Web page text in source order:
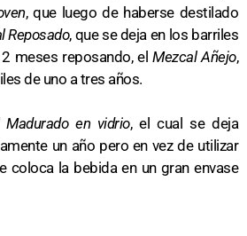
, que luego de haberse destilado
Reposado, que se deja en los barriles
meses reposando, elMezcal Añejo,
de uno a tres años.
Madurado en vidrio, el cual se deja
un año pero en vez de utilizar
coloca la bebida en un gran envase